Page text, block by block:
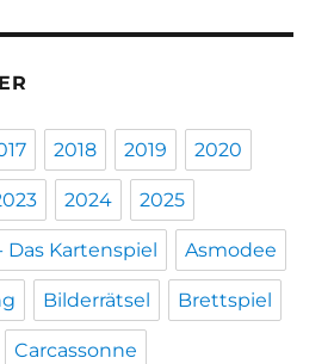
2018 2019 2020
2024 2025
Das Kartenspiel Asmodee
Bilderrätsel Brettspiel
Carcassonne